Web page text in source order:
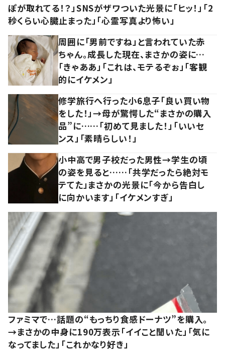
ぽが取れてる！？」SNSがザワついた光景に「ヒッ！」「2
秒くらい心臓止まった」「心霊写真より怖い」
周囲に「男前ですね」と言われていた赤
ちゃん。成長した現在、まさかの姿に…
「きゃああ」「これは、モテるぞぉ」「客観
的にイケメン」
修学旅行へ行った小6息子「良い買い物
をした！」→母が驚愕した“まさかの購入
品”に……「初めて見ました！」「いいセ
ンス」「素晴らしい！」
小中高で男子校だった男性→学生の頃
の姿を見ると……「共学だったら絶対モ
テてた」まさかの光景に「今から告白し
に向かいます」「イケメンすぎ」
ファミマで…話題の“もっちり食感ドーナツ”を購入。
→まさかの中身に190万表示「イイこと聞いた」「気に
なってました」「これかなり好き」